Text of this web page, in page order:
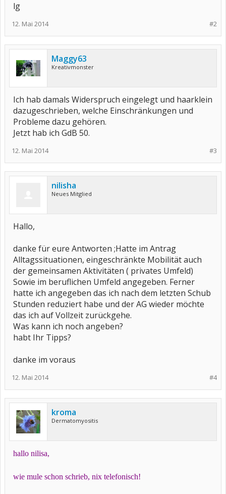
lg
#2
12. Mai 2014
Maggy63
Kreativmonster
Ich hab damals Widerspruch eingelegt und haarklein
dazugeschrieben, welche Einschränkungen und
Probleme dazu gehören.
Jetzt hab ich GdB 50.
#3
12. Mai 2014
nilisha
Neues Mitglied
Hallo,
danke für eure Antworten ;Hatte im Antrag
Alltagssituationen, eingeschränkte Mobilität auch
der gemeinsamen Aktivitäten ( privates Umfeld)
Sowie im beruflichen Umfeld angegeben. Ferner
hatte ich angegeben das ich nach dem letzten Schub
Stunden reduziert habe und der AG wieder möchte
das ich auf Vollzeit zurückgehe.
Was kann ich noch angeben?
habt Ihr Tipps?
danke im voraus
#4
12. Mai 2014
kroma
Dermatomyositis
hallo nilisa,
wie mule schon schrieb, nix telefonisch!